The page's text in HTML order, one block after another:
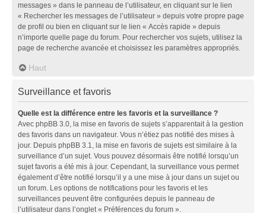
messages » dans le panneau de l’utilisateur, en cliquant sur le lien
« Rechercher les messages de l’utilisateur » depuis votre propre page
de profil ou bien en cliquant sur le lien « Accès rapide » depuis
n’importe quelle page du forum. Pour rechercher vos sujets, utilisez la
page de recherche avancée et choisissez les paramètres appropriés.
Haut
Surveillance et favoris
Quelle est la différence entre les favoris et la surveillance ?
Avec phpBB 3.0, la mise en favoris de sujets s’apparentait à la gestion
des favoris dans un navigateur. Vous n’étiez pas notifié des mises à
jour. Depuis phpBB 3.1, la mise en favoris de sujets est similaire à la
surveillance d’un sujet. Vous pouvez désormais être notifié lorsqu’un
sujet favoris a été mis à jour. Cependant, la surveillance vous permet
également d’être notifié lorsqu’il y a une mise à jour dans un sujet ou
un forum. Les options de notifications pour les favoris et les
surveillances peuvent être configurées depuis le panneau de
l’utilisateur dans l’onglet « Préférences du forum ».